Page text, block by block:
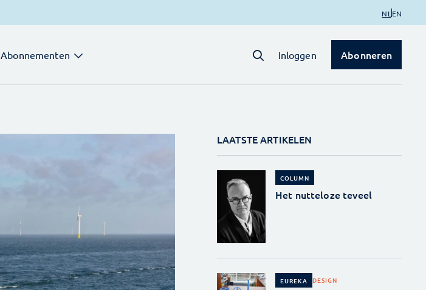
NL EN
Abonnementen Inloggen Abonneren
LAATSTE ARTIKELEN
COLUMN
Het nutteloze teveel
EUREKA DESIGN